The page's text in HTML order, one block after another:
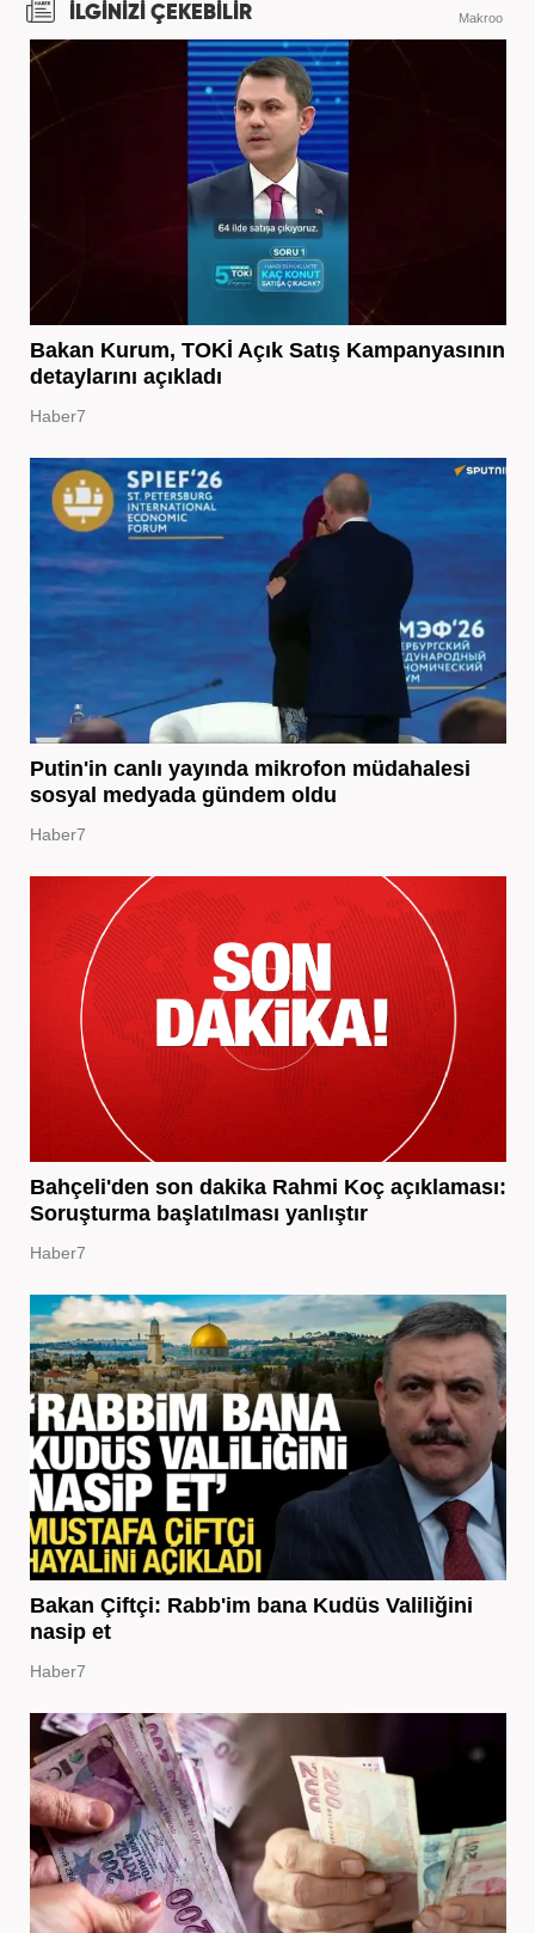
İLGİNİZİ ÇEKEBİLİR Makroo
Bakan Kurum, TOKİ Açık Satış Kampanyasının
detaylarını açıkladı
Haber7
Putin'in canlı yayında mikrofon müdahalesi
sosyal medyada gündem oldu
Haber7
Bahçeli'den son dakika Rahmi Koç açıklaması:
Soruşturma başlatılması yanlıştır
Haber7
Bakan Çiftçi: Rabb'im bana Kudüs Valiliğini
nasip et
Haber7